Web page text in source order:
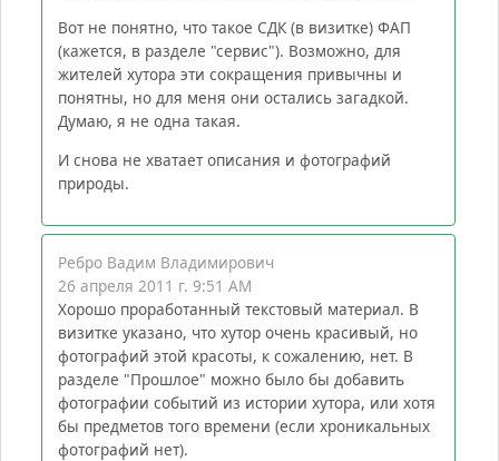
Вот не понятно, что такое СДК (в визитке) ФАП
(кажется, в разделе "сервис"). Возможно, для
жителей хутора эти сокращения привычны и
понятны, но для меня они остались загадкой.
Думаю, я не одна такая.
И снова не хватает описания и фотографий
природы.
Ребро Вадим Владимирович
26 апреля 2011 г. 9:51 AM
Хорошо проработанный текстовый материал. В
визитке указано, что хутор очень красивый, но
фотографий этой красоты, к сожалению, нет. В
разделе "Прошлое" можно было бы добавить
фотографии событий из истории хутора, или хотя
бы предметов того времени (если хроникальных
фотографий нет).